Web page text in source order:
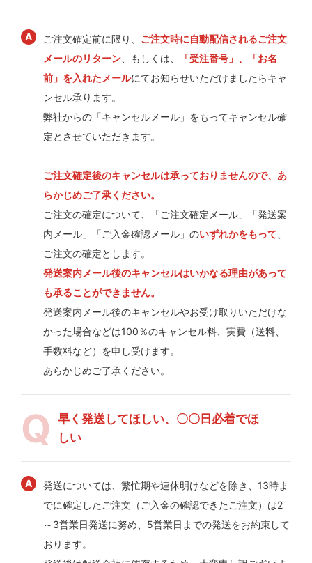
ご注文確定前に限り、 ご注文時に自動配信されるご注文
メールのリターン 、もしくは、
「受注番号」、「お名
前」を入れたメールにてお知らせいただけましたらキャ
ンセル承ります。
弊社からの「キャンセルメール」をもってキャンセル確
定とさせていただきます。
ご注文確定後のキャンセルは承っておりませんので、あ
らかじめご了承ください。
ご注文の確定について、「ご注文確定メール」「発送案
内メール」「ご入金確認メール」のいずれかをもって
ご注文の確定とします。
発送案内メール後のキャンセルはいかなる理由があって
も承ることができません。
発送案内メール後のキャンセルやお受け取りいただけな
かった場合などは100％のキャンセル料、実費（送料、
手数料など）を申し受けます。
あらかじめご了承ください。
早く発送してほしい、〇〇日必着でほ
しい
発送については、繁忙期や連休明けなどを除き、13時ま
でに確定したご注文（ご入金の確認できたご注文）は2
～3営業日発送に努め、5営業日までの発送をお約束して
おります。